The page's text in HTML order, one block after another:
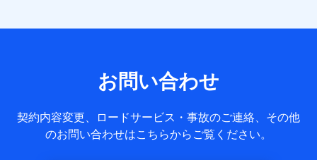
サービス提供等を通じて取得した、以下の情報などの個人デ
基本情報
氏名、電話番号、メールアドレス、お客さまの識別子、
属性、連絡先、dポイントサービスのご利用に関する情
お問い合わせ
契約内容変更、ロードサービス・事故のご連絡、その他
のお問い合わせはこちらからご覧ください。